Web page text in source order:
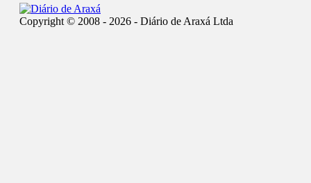
Copyright © 2008 - 2026 - Diário de Araxá Ltda